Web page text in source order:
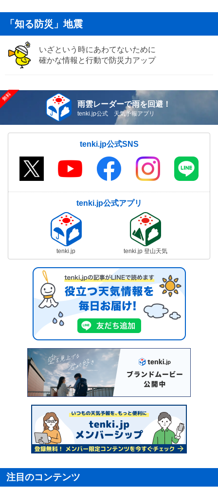
「知る防災」地震
いざという時にあわてないために
確かな情報と行動で防災力アップ
雨雲レーダーで雨を回避！
tenki.jp公式 天気予報アプリ
tenki.jp公式SNS
tenki.jp公式アプリ
tenki.jp tenki.jp 登山天気
注目のコンテンツ